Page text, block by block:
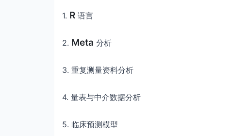
1. R 语言
2. Meta 分析
3. 重复测量资料分析
4. 量表与中介数据分析
5. 临床预测模型